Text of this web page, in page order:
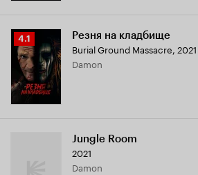
Рейтинг
Кинопоиска
4.1
4.1 Резня на кладбище
Burial Ground Massacre, 2021
Damon
Jungle Room
2021
Damon